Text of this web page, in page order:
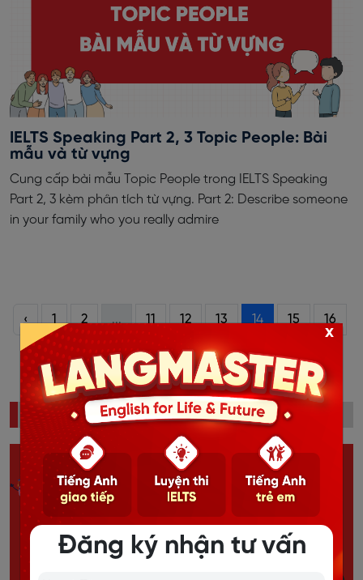
IELTS Speaking Part 2, 3 Topic People: Bài
mẫu và từ vựng
Cung cấp bài mẫu Topic People trong IELTS Speaking
Part 2, 3 kèm phân tích từ vựng. Part 2: Describe someone
in your family who you really admire
‹ 1 2 ... 11 12 13 14 15 16
17 ... 44 45 ›
ĐỌC NHIỀU
Đăng ký nhận tư vấn
x